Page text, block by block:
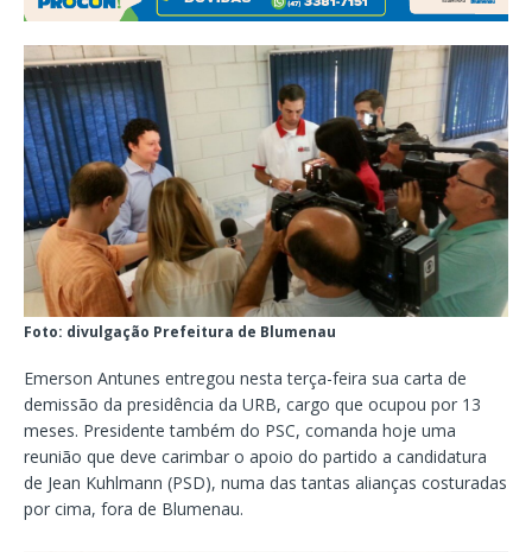
Foto: divulgação Prefeitura de Blumenau
Emerson Antunes entregou nesta terça-feira sua carta de
demissão da presidência da URB, cargo que ocupou por 13
meses. Presidente também do PSC, comanda hoje uma
reunião que deve carimbar o apoio do partido a candidatura
de Jean Kuhlmann (PSD), numa das tantas alianças costuradas
por cima, fora de Blumenau.